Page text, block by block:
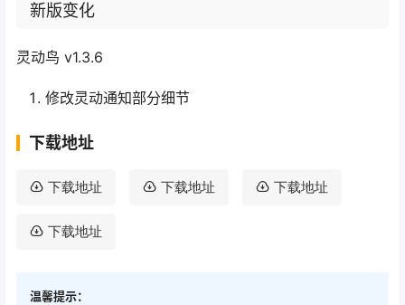
新版变化
灵动鸟 v1.3.6
修改灵动通知部分细节
下载地址
下载地址 下载地址 下载地址
下载地址
温馨提示：